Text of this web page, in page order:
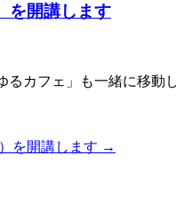
を開講します
カフェ」も一緒に移動
を開講します →